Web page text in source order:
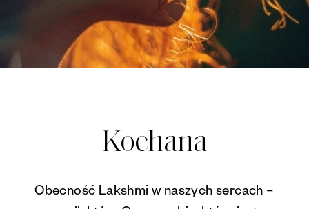
Kochana
Obecność Lakshmi w naszych sercach –